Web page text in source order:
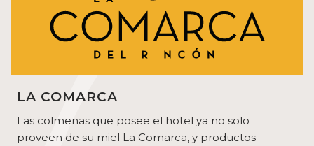
LA COMARCA
Las colmenas que posee el hotel ya no solo
proveen de su miel La Comarca, y productos